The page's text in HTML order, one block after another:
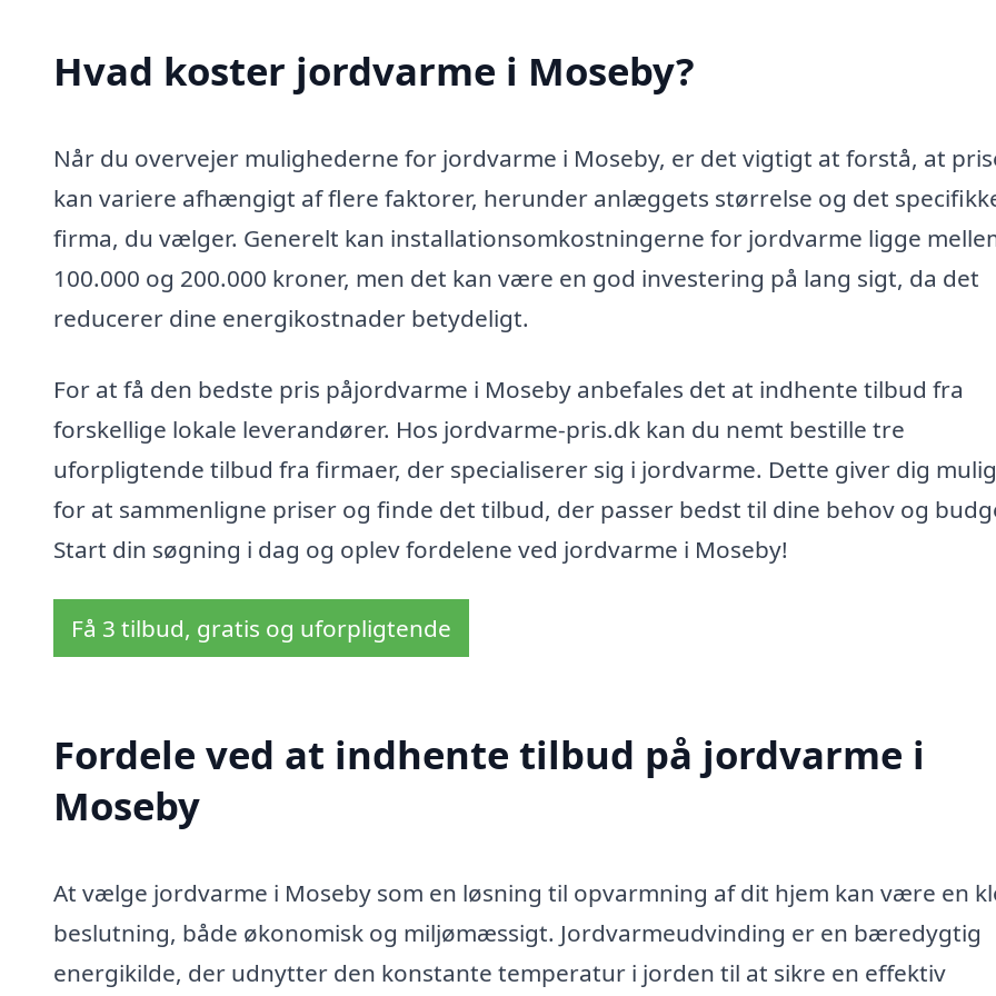
Hvad koster jordvarme i Moseby?
Når du overvejer mulighederne for jordvarme i Moseby, er det vigtigt at forstå, at
kan variere afhængigt af flere faktorer, herunder anlæggets størrelse og det
firma, du vælger. Generelt kan installationsomkostningerne for jordvarme ligge
100.000 og 200.000 kroner, men det kan være en god investering på lang sigt, da det
reducerer dine energikostnader betydeligt.
For at få den bedste pris påjordvarme i Moseby anbefales det at indhente tilbud fra
forskellige lokale leverandører. Hos jordvarme-pris.dk kan du nemt bestille tre
uforpligtende tilbud fra firmaer, der specialiserer sig i jordvarme. Dette giver dig
for at sammenligne priser og finde det tilbud, der passer bedst til dine behov og
Start din søgning i dag og oplev fordelene ved jordvarme i Moseby!
Få 3 tilbud, gratis og uforpligtende
Fordele ved at indhente tilbud på jordvarme i
Moseby
At vælge jordvarme i Moseby som en løsning til opvarmning af dit hjem kan være en
beslutning, både økonomisk og miljømæssigt. Jordvarmeudvinding er en bæredygtig
energikilde, der udnytter den konstante temperatur i jorden til at sikre en effektiv